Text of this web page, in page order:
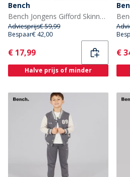
Bench
Bench Jongens Gifford Skinny jeans Blauw
Adviesprijs€ 59,99
Bespaar€ 42,00
Current
€ 17,99
Halve prijs of minder
€